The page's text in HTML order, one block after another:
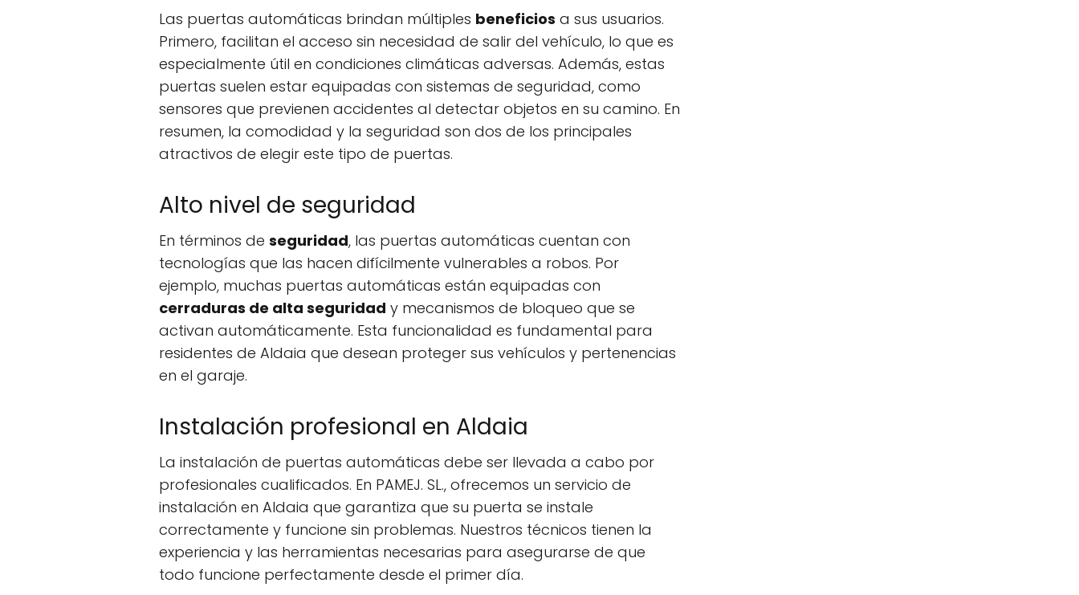
Las puertas automáticas brindan múltiples beneficios a sus usuarios.
Primero, facilitan el acceso sin necesidad de salir del vehículo, lo que es
especialmente útil en condiciones climáticas adversas. Además, estas
puertas suelen estar equipadas con sistemas de seguridad, como
sensores que previenen accidentes al detectar objetos en su camino. En
resumen, la comodidad y la seguridad son dos de los principales
atractivos de elegir este tipo de puertas.
Alto nivel de seguridad
En términos de seguridad, las puertas automáticas cuentan con
tecnologías que las hacen difícilmente vulnerables a robos. Por
ejemplo, muchas puertas automáticas están equipadas con
cerraduras de alta seguridad y mecanismos de bloqueo que se
activan automáticamente. Esta funcionalidad es fundamental para
residentes de Aldaia que desean proteger sus vehículos y pertenencias
en el garaje.
Instalación profesional en Aldaia
La instalación de puertas automáticas debe ser llevada a cabo por
profesionales cualificados. En PAMEJ. SL., ofrecemos un servicio de
instalación en Aldaia que garantiza que su puerta se instale
correctamente y funcione sin problemas. Nuestros técnicos tienen la
experiencia y las herramientas necesarias para asegurarse de que
todo funcione perfectamente desde el primer día.